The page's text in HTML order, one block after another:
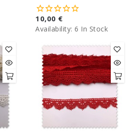
10,00 €
Availability: 6 In Stock